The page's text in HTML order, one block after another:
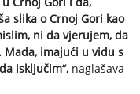
slika o Crnoj Gori kao
ni da vjerujem, da
imajući u vidu s
isključim“, naglašava